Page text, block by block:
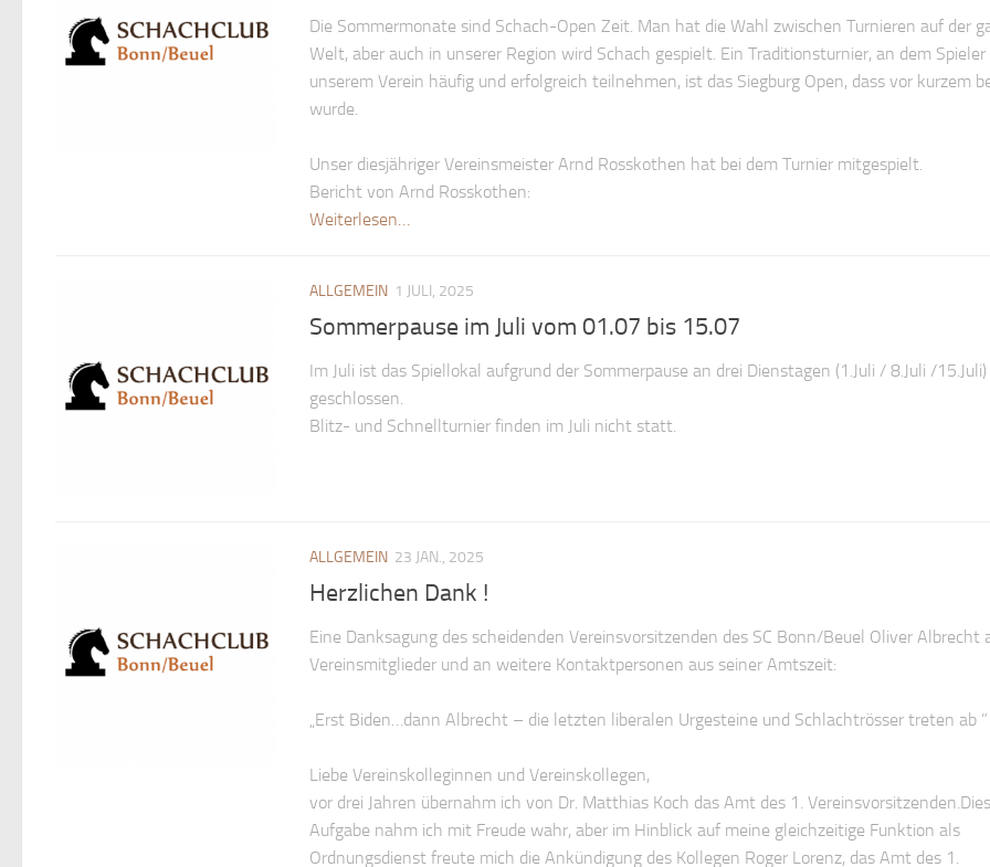
Die Sommermonate sind Schach-Open Zeit. Man hat die Wahl zwischen Turnieren auf der
Welt, aber auch in unserer Region wird Schach gespielt. Ein Traditionsturnier, an dem Spieler
unserem Verein häufig und erfolgreich teilnehmen, ist das Siegburg Open, dass vor kurzem
wurde.
Unser diesjähriger Vereinsmeister Arnd Rosskothen hat bei dem Turnier mitgespielt.
Bericht von Arnd Rosskothen:
Weiterlesen…
ALLGEMEIN 1 JULI, 2025
Sommerpause im Juli vom 01.07 bis 15.07
Im Juli ist das Spiellokal aufgrund der Sommerpause an drei Dienstagen (1.Juli / 8.Juli /15.Juli)
geschlossen.
Blitz- und Schnellturnier finden im Juli nicht statt.
ALLGEMEIN 23 JAN., 2025
Herzlichen Dank !
Eine Danksagung des scheidenden Vereinsvorsitzenden des SC Bonn/Beuel Oliver Albrecht
Vereinsmitglieder und an weitere Kontaktpersonen aus seiner Amtszeit:
„Erst Biden…dann Albrecht – die letzten liberalen Urgesteine und Schlachtrösser treten ab ”
Liebe Vereinskolleginnen und Vereinskollegen,
vor drei Jahren übernahm ich von Dr. Matthias Koch das Amt des 1.
Aufgabe nahm ich mit Freude wahr, aber im Hinblick auf meine gleichzeitige Funktion als
Ordnungsdienst freute mich die Ankündigung des Kollegen Roger Lorenz, das Amt des 1.